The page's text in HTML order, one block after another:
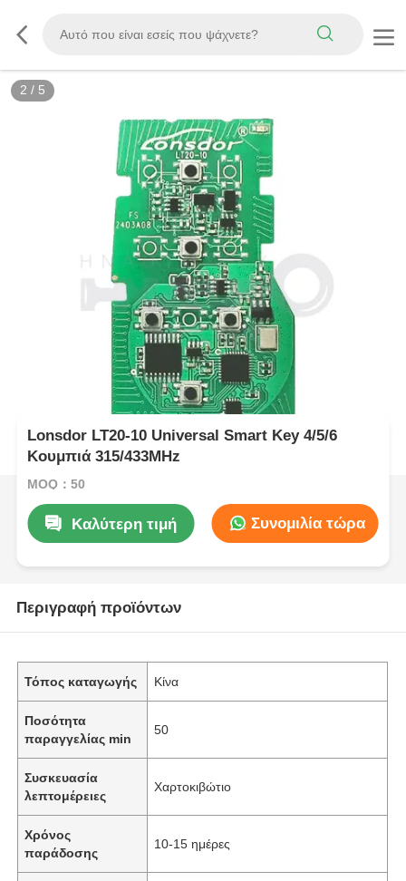
2 / 5
Lonsdor LT20-10 Universal Smart Key 4/5/6
Κουμπιά 315/433MHz
MOQ：50
Καλύτερη τιμή Συνομιλία τώρα
Περιγραφή προϊόντων
Τόπος καταγωγής Κίνα
Ποσότητα
παραγγελίας min
50
Συσκευασία
λεπτομέρειες
Χαρτοκιβώτιο
Χρόνος
παράδοσης
10-15 ημέρες